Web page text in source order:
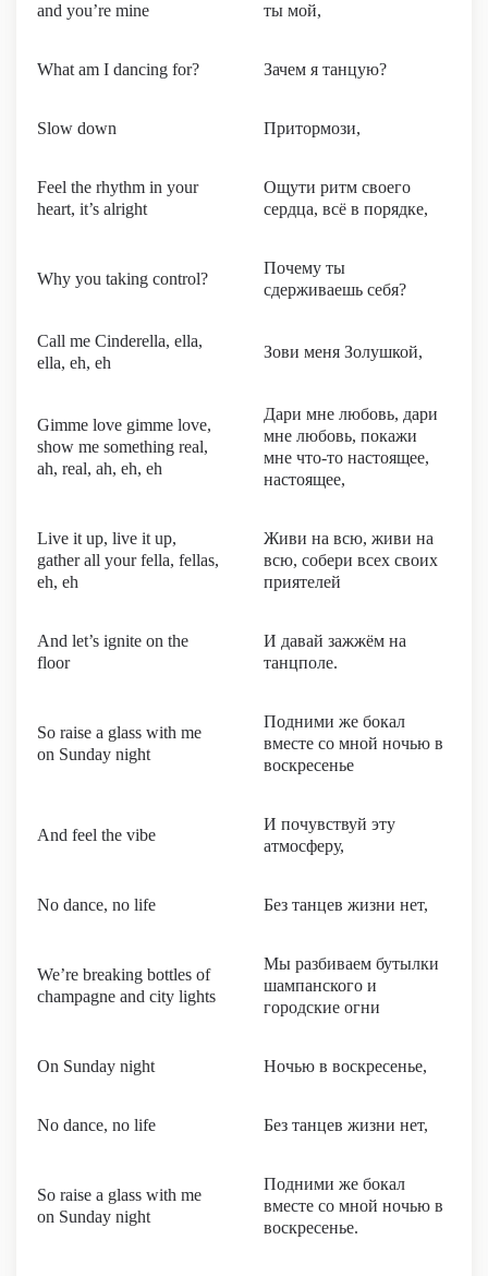
and you’re mine
ты мой,
What am I dancing for? Зачем я танцую?
Slow down Притормози,
Feel the rhythm in your
heart, it’s alright
Ощути ритм своего
сердца, всё в порядке,
Why you taking control?
Почему ты
сдерживаешь себя?
Call me Cinderella, ella,
ella, eh, eh
Зови меня Золушкой,
Gimme love gimme love,
show me something real,
ah, real, ah, eh, eh
Дари мне любовь, дари
мне любовь, покажи
мне что-то настоящее,
настоящее,
Live it up, live it up,
gather all your fella, fеllas,
eh, eh
Живи на всю, живи на
всю, собери всех своих
приятелей
And let’s ignitе on the
floor
И давай зажжём на
танцполе.
So raise a glass with me
on Sunday night
Подними же бокал
вместе со мной ночью в
воскресенье
And feel the vibe
И почувствуй эту
атмосферу,
No dance, no life Без танцев жизни нет,
We’re breaking bottles of
champagne and city lights
Мы разбиваем бутылки
шампанского и
городские огни
On Sunday night Ночью в воскресенье,
No dance, no life Без танцев жизни нет,
So raise a glass with me
on Sunday night
Подними же бокал
вместе со мной ночью в
воскресенье.